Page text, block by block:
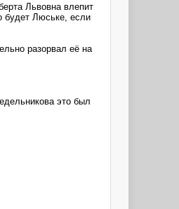
Львовна влепит
будет Люське, если
разорвал её на
это был